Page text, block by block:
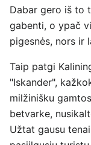
Dabar gero iš to
gabenti, o ypač
pigesnės, nors ir
Taip patgi
"Iskander",
milžinišku
betvarke,
Užtat gausu